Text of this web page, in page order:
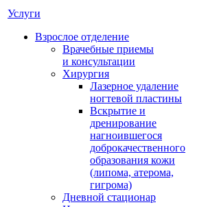
Услуги
Взрослое отделение
Врачебные приемы
и консультации
Хирургия
Лазерное удаление
ногтевой пластины
Вскрытие и
дренирование
нагноившегося
доброкачественного
образования кожи
(липома, атерома,
гигрома)
Дневной стационар